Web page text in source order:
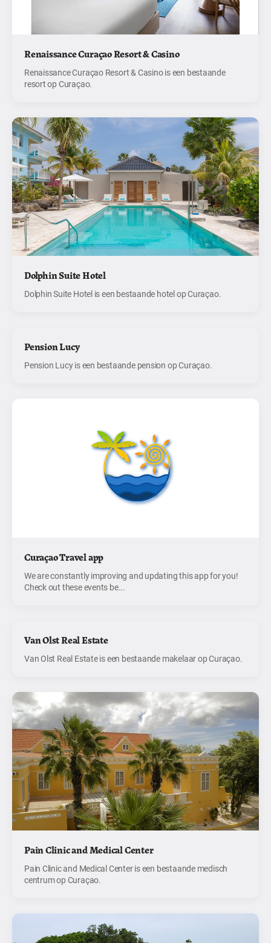
Renaissance Curaçao Resort & Casino
Renaissance Curaçao Resort & Casino is een bestaande
resort op Curaçao.
Dolphin Suite Hotel
Dolphin Suite Hotel is een bestaande hotel op Curaçao.
Pension Lucy
Pension Lucy is een bestaande pension op Curaçao.
Curaçao Travel app
We are constantly improving and updating this app for you!
Check out these events be...
Van Olst Real Estate
Van Olst Real Estate is een bestaande makelaar op Curaçao.
Pain Clinic and Medical Center
Pain Clinic and Medical Center is een bestaande medisch
centrum op Curaçao.